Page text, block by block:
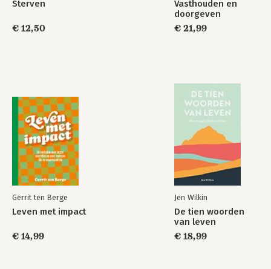
Sterven
€ 12,50
Vasthouden en
doorgeven
€ 21,99
Gerrit ten Berge
Leven met impact
€ 14,99
Jen Wilkin
De tien woorden
van leven
€ 18,99